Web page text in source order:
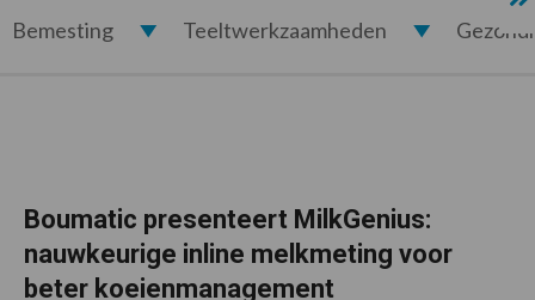
Bemesting Teeltwerkzaamheden
Boumatic presenteert MilkGenius:
nauwkeurige inline melkmeting voor
beter koeienmanagement